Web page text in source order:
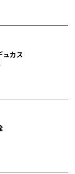
ュカス